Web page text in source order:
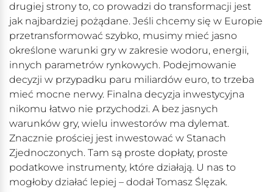
drugiej strony to, co prowadzi do transformacji jest
jak najbardziej pożądane. Jeśli chcemy się w Europie
przetransformować szybko, musimy mieć jasno
określone warunki gry w zakresie wodoru, energii,
innych parametrów rynkowych. Podejmowanie
decyzji w przypadku paru miliardów euro, to trzeba
mieć mocne nerwy. Finalna decyzja inwestycyjna
nikomu łatwo nie przychodzi. A bez jasnych
warunków gry, wielu inwestorów ma dylemat.
Znacznie prościej jest inwestować w Stanach
Zjednoczonych. Tam są proste dopłaty, proste
podatkowe instrumenty, które działają. U nas to
mogłoby działać lepiej – dodał Tomasz Ślęzak.